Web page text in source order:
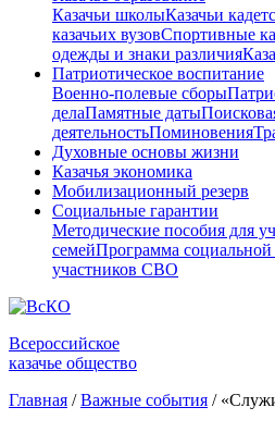
Казачьи школыКазачьи
казачьих вузовСпортивные
одежды и знаки различия
Патриотическое воспитание
Военно-полевые сборы
делаПамятные даты
деятельностьПоминовения
Духовные основы жизни
Казачья экономика
Мобилизационный резерв
Социальные гарантии
Методические пособия для
семейПрограмма социальной
участников СВО
Всероссийское
казачье общество
Главная / Важные события /